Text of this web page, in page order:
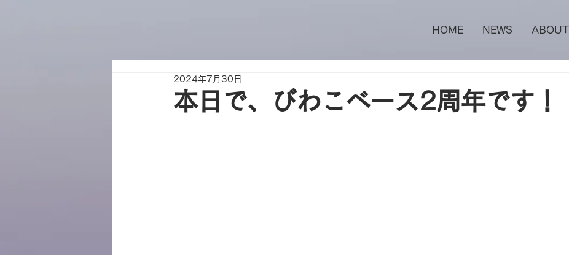
HOME NEWS ABOUT
本日で、びわこベース2周年です！
2024年7月30日